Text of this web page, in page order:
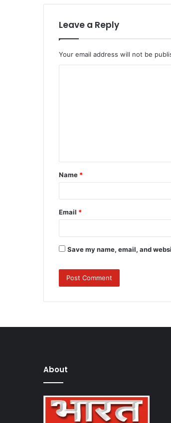
Leave a Reply
Your email address will not be
t
*
Name *
Email *
Save my name, email, and
About